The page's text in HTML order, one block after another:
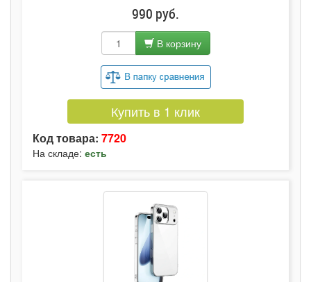
990 руб.
В корзину
Купить в 1 клик
Код товара: 7720
На складе: есть